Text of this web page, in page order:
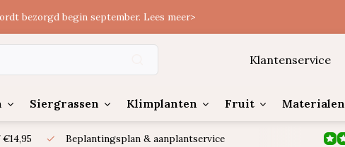
bezorgd begin september. Lees meer>
Klantenservice
Siergrassen Klimplanten Fruit Materialen
Beplantingsplan & aanplantservice